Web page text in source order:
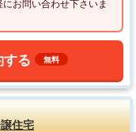
お問い合わせ下さいま
する 無料
住宅